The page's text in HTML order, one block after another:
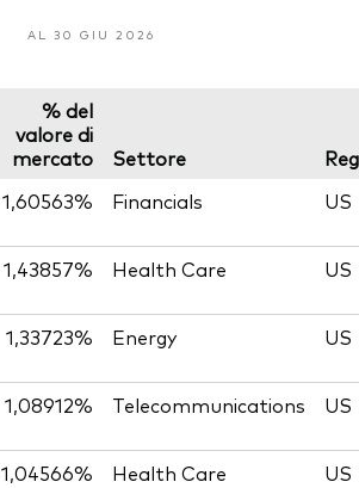
AL 30 GIU 2026
% del
valore di
mercato
Settore
1,60563% Financials US
1,43857% Health Care US
1,33723% Energy US
1,08912% Telecommunications US
1,04566% Health Care
US